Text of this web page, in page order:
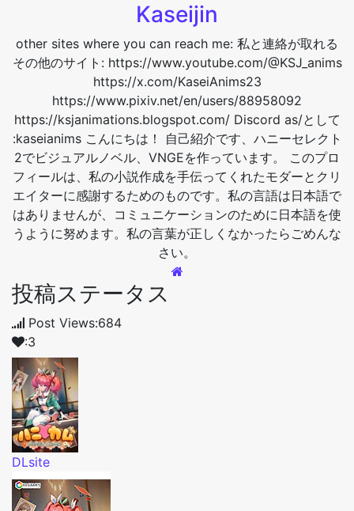
Kaseijin
other sites where you can reach me: 私と連絡が取れる
その他のサイト: https://www.youtube.com/@KSJ_anims
https://x.com/KaseiAnims23
https://www.pixiv.net/en/users/88958092
https://ksjanimations.blogspot.com/ Discord as/として
:kaseianims こんにちは！ 自己紹介です、ハニーセレクト
2でビジュアルノベル、VNGEを作っています。 このプロ
フィールは、私の小説作成を手伝ってくれたモダーとクリ
エイターに感謝するためのものです。私の言語は日本語で
はありませんが、コミュニケーションのために日本語を使
うように努めます。私の言葉が正しくなかったらごめんな
さい。
投稿ステータス
Post Views:684
:3
DLsite